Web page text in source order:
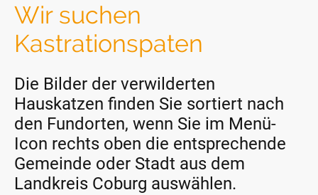
Wir suchen
Kastrationspaten
Die Bilder der verwilderten
Hauskatzen finden Sie sortiert nach
den Fundorten, wenn Sie im Menü-
Icon rechts oben die entsprechende
Gemeinde oder Stadt aus dem
Landkreis Coburg auswählen.